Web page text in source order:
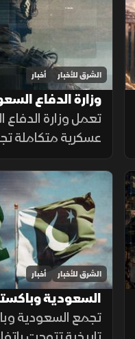
الشرق للأخبار أخبار
وزارة الدفاع
تواكب التطورات
تعمل وزارة
عسكرية متكاملة
والجوية والبحرية
الصاروخي، إلى
التسليح وتوطين
الشرق للأخبار أخبار
السعودية
تجمع السعودية